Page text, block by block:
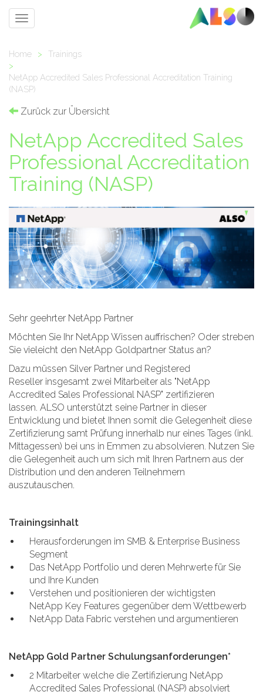
Toggle
Home >
Trainings
>
NetApp Accredited Sales Professional Accreditation Training
(NASP)
Zurück zur Übersicht
NetApp Accredited Sales
Professional Accreditation
Training (NASP)
Sehr geehrter NetApp Partner
Möchten Sie Ihr NetApp Wissen auffrischen? Oder streben
Sie vieleicht den NetApp Goldpartner Status an?
Dazu müssen Silver Partner und Registered
Reseller insgesamt zwei Mitarbeiter als "NetApp
Accredited Sales Professional NASP" zertifizieren
lassen. ALSO unterstützt seine Partner in dieser
Entwicklung und bietet Ihnen somit die Gelegenheit diese
Zertifizierung samt Prüfung innerhalb nur eines Tages (inkl.
Mittagessen) bei uns in Emmen zu absolvieren. Nutzen Sie
die Gelegenheit auch um sich mit Ihren Partnern aus der
Distribution und den anderen Teilnehmern
auszutauschen.
Trainingsinhalt
Herausforderungen im SMB & Enterprise Business
Segment
Das NetApp Portfolio und deren Mehrwerte für Sie
und Ihre Kunden
Verstehen und positionieren der wichtigsten
NetApp Key Features gegenüber dem Wettbewerb
NetApp Data Fabric verstehen und argumentieren
NetApp Gold Partner Schulungsanforderungen*
2 Mitarbeiter welche die Zertifizierung NetApp
Accredited Sales Professional (NASP) absolviert